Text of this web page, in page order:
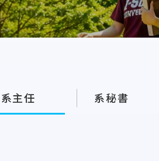
系主任 系秘書